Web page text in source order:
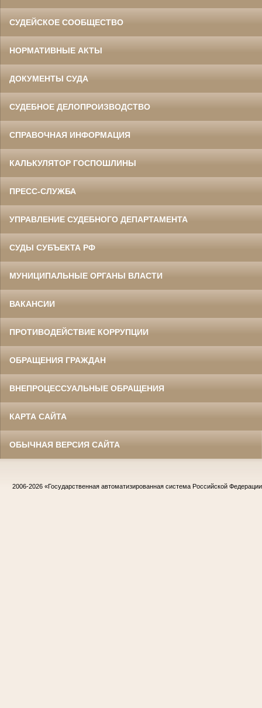
СУДЕЙСКОЕ СООБЩЕСТВО
НОРМАТИВНЫЕ АКТЫ
ДОКУМЕНТЫ СУДА
СУДЕБНОЕ ДЕЛОПРОИЗВОДСТВО
СПРАВОЧНАЯ ИНФОРМАЦИЯ
КАЛЬКУЛЯТОР ГОСПОШЛИНЫ
ПРЕСС-СЛУЖБА
УПРАВЛЕНИЕ СУДЕБНОГО ДЕПАРТАМЕНТА
СУДЫ СУБЪЕКТА РФ
МУНИЦИПАЛЬНЫЕ ОРГАНЫ ВЛАСТИ
ВАКАНСИИ
ПРОТИВОДЕЙСТВИЕ КОРРУПЦИИ
ОБРАЩЕНИЯ ГРАЖДАН
ВНЕПРОЦЕССУАЛЬНЫЕ ОБРАЩЕНИЯ
КАРТА САЙТА
ОБЫЧНАЯ ВЕРСИЯ САЙТА
2006-2026 «Государственная автоматизированная система Российской